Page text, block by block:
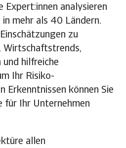
Expert:innen analysieren
mehr als 40 Ländern.
zu
Wirtschaftstrends,
und hilfreiche
Ihr Risiko-
Erkenntnissen können Sie
für Ihr Unternehmen
allen